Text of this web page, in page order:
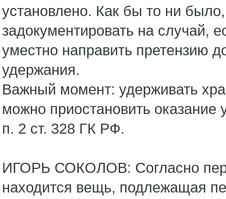
установлено. Как бы то ни
задокументировать на случай,
уместно направить претензию
удержания.
Важный момент: удерживать
можно приостановить оказание
п. 2 ст. 328 ГК РФ.
ИГОРЬ СОКОЛОВ: Согласно
находится вещь, подлежащая